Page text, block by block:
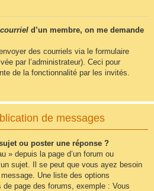
courriel d’un membre, on me demande
des courriels via le formulaire
par l’administrateur). Ceci pour
de la fonctionnalité par les invités.
de messages
ou poster une réponse ?
» depuis la page d’un forum ou
sujet. Il se peut que vous ayez besoin
Une liste des options
page des forums, exemple : Vous